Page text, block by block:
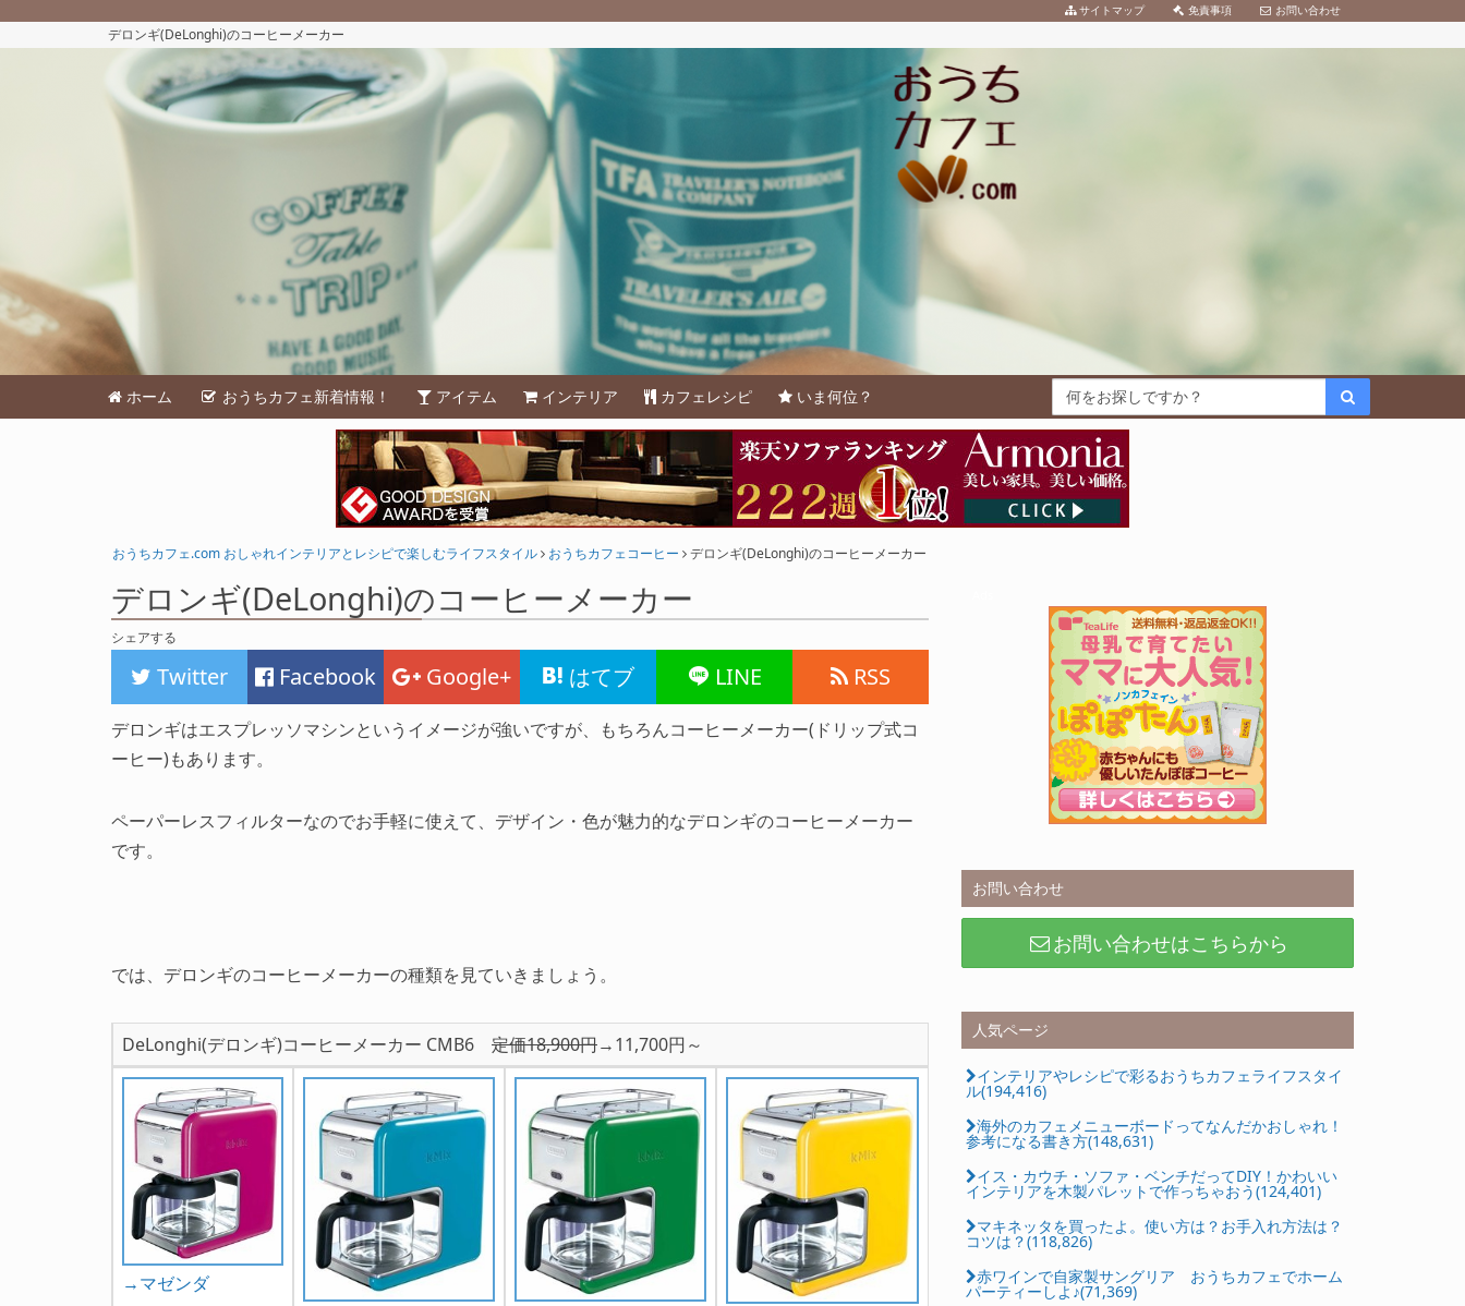
デロンギ(DeLonghi)のコーヒーメーカー
おうちカフェ.com おしゃれインテリアとレシピで楽しむライフスタイル おうちカフェコーヒー デロンギ(DeLonghi)のコーヒーメーカー
デロンギ(DeLonghi)のコーヒーメーカー
シェアする
Twitter Facebook Google+ はてブ LINE RSS
デロンギはエスプレッソマシンというイメージが強いですが、もちろんコーヒーメーカー(ドリップ式コ
ーヒー)もあります。
ペーパーレスフィルターなのでお手軽に使えて、デザイン・色が魅力的なデロンギのコーヒーメーカー
です。
では、デロンギのコーヒーメーカーの種類を見ていきましょう。
DeLonghi(デロンギ)コーヒーメーカー CMB6 定価18,900円→11,700円～
→マゼンダ
お問い合わせ
お問い合わせはこちらから
人気ページ
インテリアやレシピで彩るおうちカフェライフスタイ
ル(194,416)
海外のカフェメニューボードってなんだかおしゃれ！
参考になる書き方(148,631)
イス・カウチ・ソファ・ベンチだってDIY！かわいい
インテリアを木製パレットで作っちゃおう(124,401)
マキネッタを買ったよ。使い方は？お手入れ方法は？
コツは？(118,826)
赤ワインで自家製サングリア おうちカフェでホーム
パーティーしよ♪(71,369)
ホーム おうちカフェ新着情報！ アイテム インテリア カフェレシピ いま何位？
お問い合わせ
免責事項
サイトマップ